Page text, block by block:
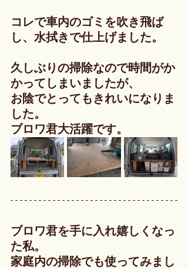
コレで車内のゴミを吹き飛ば
し、水拭きで仕上げました。
久しぶりの掃除なので時間がか
かってしまいましたが、
お陰でとってもきれいになりま
した。
ブロワ君大活躍です。
ブロワ君を手に入れ嬉しくなっ
た私。
家庭内の掃除でも使ってみまし